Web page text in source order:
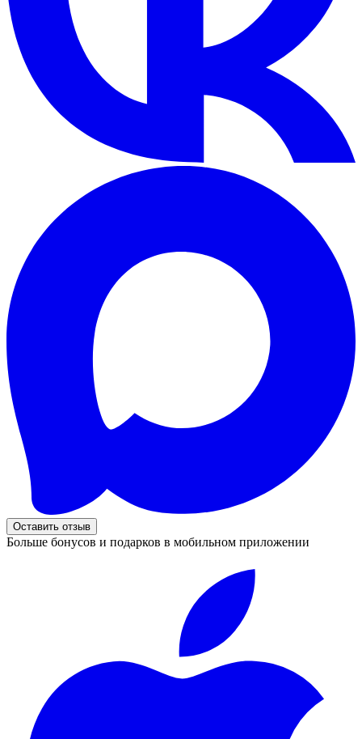
Оставить отзыв
Больше бонусов и подарков в мобильном приложении